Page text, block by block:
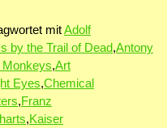
mitAdolf
by the Trail of Dead,Antony
,Art
Eyes,Chemical
,Franz
,Kaiser